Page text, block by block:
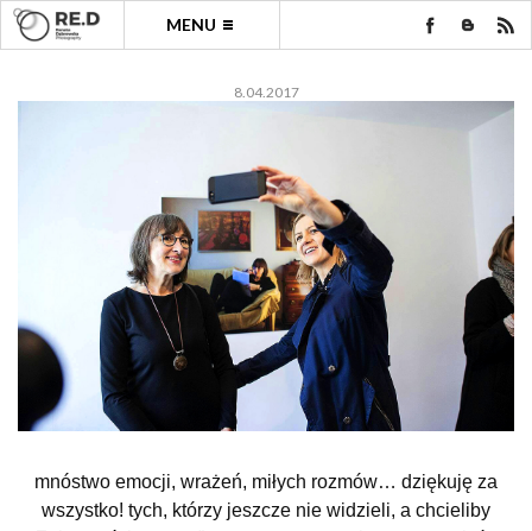
MENU
8.04.2017
mnóstwo emocji, wrażeń, miłych rozmów… dziękuję za
wszystko! tych, którzy jeszcze nie widzieli, a chcieliby